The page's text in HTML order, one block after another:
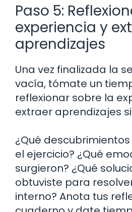
Paso 5:
experiencia y
aprendizajes
Una vez finalizada la
vacía, tómate un
reflexionar sobre la
extraer aprendizajes
¿Qué
el ejercicio? ¿Qué
surgieron? ¿Qué
obtuviste para
interno? Anota tus